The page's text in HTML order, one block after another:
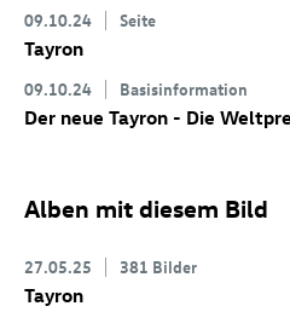
09.10.24 Seite
Tayron
09.10.24 Basisinformation
Der neue Tayron - Die
Alben mit diesem Bild
27.05.25 381 Bilder
Tayron